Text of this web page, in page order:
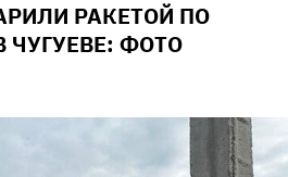
РАКЕТОЙ ПО
ФОТО